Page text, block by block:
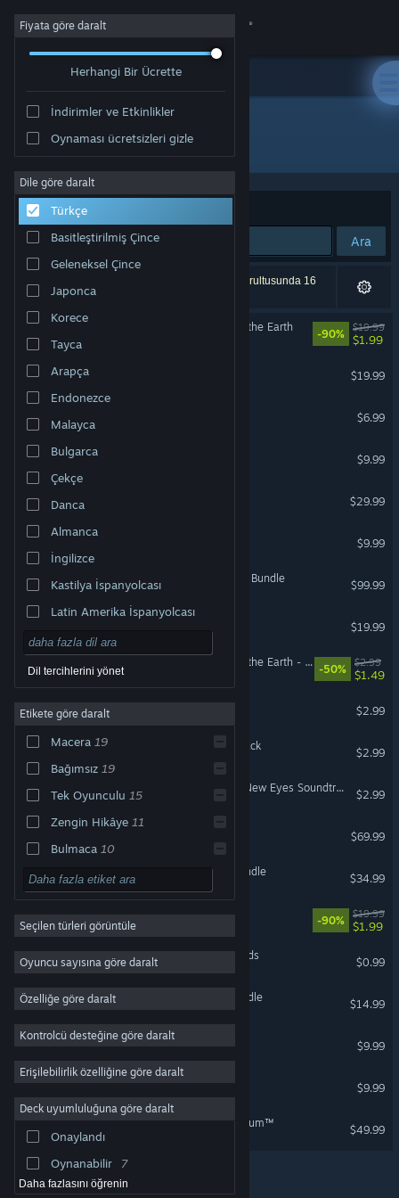
Giriş yap
Hakkında
Destek
Dili değiştir
Steam mobil uygulamasını yükle
Masaüstü internet sitesini görüntüle
© Valve Corporation. Tüm hakları saklıdır. Tüm ticari
Fiyata göre daralt
Herhangi Bir Ücrette
İndirimler ve Etkinlikler
Oynaması ücretsizleri gizle
Dile göre daralt
Türkçe
Basitleştirilmiş Çince
Geleneksel Çince
Japonca
Korece
Tayca
Arapça
Endonezce
Malayca
Bulgarca
Çekçe
Danca
Almanca
İngilizce
Kastilya İspanyolcası
Latin Amerika İspanyolcası
Dil tercihlerini yönet
Etikete göre daralt
Macera 19
Bağımsız 19
Tek Oyunculu 15
Zengin Hikâye 11
Bulmaca 10
Point & Click 10
2D 9
RYO 8
Fantezi 8
Harika Müzik 8
Elle Çizilmiş 8
Klasik 7
Strateji 6
Atmosferik
Seçilen türleri görüntüle
Oyuncu sayısına göre daralt
Özelliğe göre daralt
Kontrolcü desteğine göre daralt
Erişilebilirlik özelliğine göre daralt
Deck uyumluluğuna göre daralt
Onaylandı
Oynanabilir
7
Daha fazlasını öğrenin
Geliştirici: Daedalic Entertainment
Sırala İncelemeler
Ara
20 sonuç aramanızla eşleşiyor. Tercihleriniz doğrultusunda 16
ürün dâhil edilmedi.
Ken Follett's The Pillars of the Earth
-90%
$19.99
$1.99
$19.99
$6.99
$9.99
$29.99
$9.99
The Daedalic Armageddon Bundle
$99.99
Deponia Doomsday
$19.99
Ken Follett's The Pillars of the Earth - Soundtrack
-50%
$2.99
$1.49
Deponia Soundtrack
$2.99
Chains of Satinav Soundtrack
$2.99
Edna & Harvey: Harvey's New Eyes Soundtrack
$2.99
Daedalic - Gigantic Bundle
$69.99
The Dark Eye Universe Bundle
$34.99
State of Mind
-90%
$19.99
$1.99
Blackguards: Untold Legends
$0.99
Blackguards Franchise Bundle
$14.99
Blackguards 2
$9.99
Blackguards
$9.99
The Lord of the Rings: Gollum™
$49.99